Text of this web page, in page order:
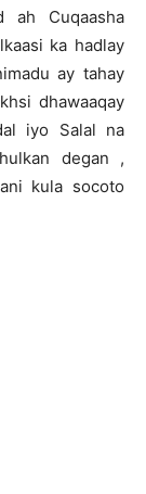
ah Cuqaasha
ka hadlay
ay tahay
dhawaaqay
iyo Salal na
degan ,
kula socoto